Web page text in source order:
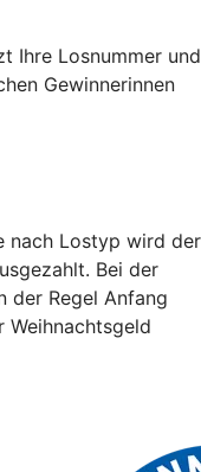
Ihre Losnummer und
Gewinnerinnen
nach Lostyp wird der
Bei der
der Regel Anfang
Weihnachtsgeld